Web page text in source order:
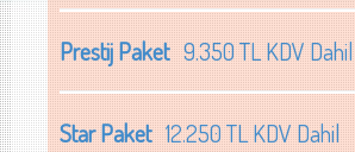
Prestij Paket9.350 TL KDV Dahil
Star Paket12.250 TL KDV Dahil